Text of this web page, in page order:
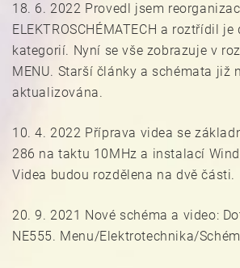
18. 6. 2022 Provedl jsem
ELEKTROSCHÉMATECH a roztřídil
kategorií. Nyní se vše zobrazuje v
MENU. Starší články a schémata již
aktualizována.
10. 4. 2022 Příprava videa se
286 na taktu 10MHz a instalací
Videa budou rozdělena na dvě části.
20. 9. 2021 Nové schéma a video:
NE555. Menu/Elektrotechnika/